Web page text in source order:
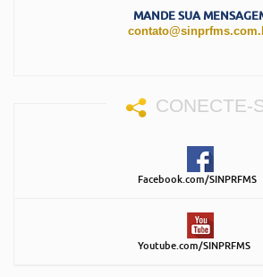
MANDE SUA
CONECTE-
Facebook.com/SINPRFMS
Youtube.com/SINPRFMS